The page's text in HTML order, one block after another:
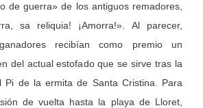
de guerra» de los antiguos remadores,
sa reliquia! ¡Amorra!». Al parecer,
recibían como premio un
del actual estofado que se sirve tras la
Pi de la ermita de Santa Cristina. Para
de vuelta hasta la playa de Lloret,